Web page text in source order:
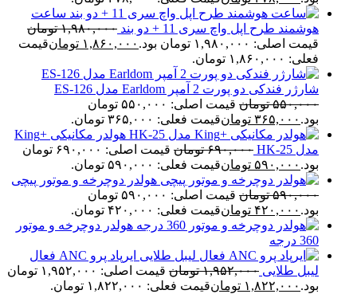
ساعت
هوشمند طرح اپل واچ سری 11 + دو بند
۱,۹۸۰,۰۰۰ تومان
قیمت اصلی: ۱,۹۸۰,۰۰۰ تومان بود.
۱,۸۶۰,۰۰۰ تومانقیمت
فعلی: ۱,۸۶۰,۰۰۰ تومان.
شارژر فندکی دو پورت 2 آمپر Earldom مدل ES-126
۵۵۰,۰۰۰ تومان
قیمت اصلی: ۵۵۰,۰۰۰ تومان
بود. ۳۶۵,۰۰۰ تومانقیمت فعلی: ۳۶۵,۰۰۰ تومان.
هولدر مکانیکی +King
مدل HK-25
۶۹۰,۰۰۰ تومان
قیمت اصلی: ۶۹۰,۰۰۰ تومان
بود. ۵۹۰,۰۰۰ تومانقیمت فعلی: ۵۹۰,۰۰۰ تومان.
هولدر دوچرخه و موتور پیچی
۵۹۰,۰۰۰ تومان
قیمت اصلی: ۵۹۰,۰۰۰ تومان
بود. ۴۲۰,۰۰۰ تومانقیمت فعلی: ۴۲۰,۰۰۰ تومان.
هولدر دوچرخه و موتور
360 درجه
ایرپاد پرو ANC فعال
لیبل طلایی ۱,۹۵۲,۰۰۰ تومان
قیمت اصلی: ۱,۹۵۲,۰۰۰ تومان
بود. ۱,۸۲۲,۰۰۰ تومانقیمت فعلی: ۱,۸۲۲,۰۰۰ تومان.